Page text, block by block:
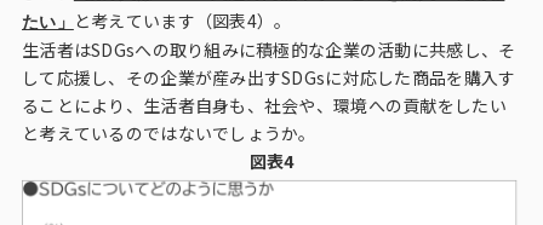
たい」 と考えています（図表4）。
生活者はSDGsへの取り組みに積極的な企業の活動に共感し、そ
して応援し、その企業が産み出すSDGsに対応した商品を購入す
ることにより、生活者自身も、社会や、環境への貢献をしたい
と考えているのではないでしょうか。
図表4